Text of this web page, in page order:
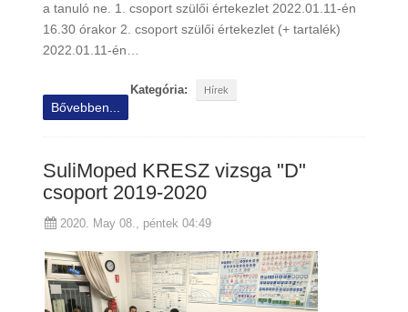
a tanuló ne. 1. csoport szülői értekezlet 2022.01.11-én
16.30 órakor 2. csoport szülői értekezlet (+ tartalék)
2022.01.11-én…
Kategória: Hírek
Bővebben...
SuliMoped KRESZ vizsga "D"
csoport 2019-2020
2020. May 08., péntek 04:49